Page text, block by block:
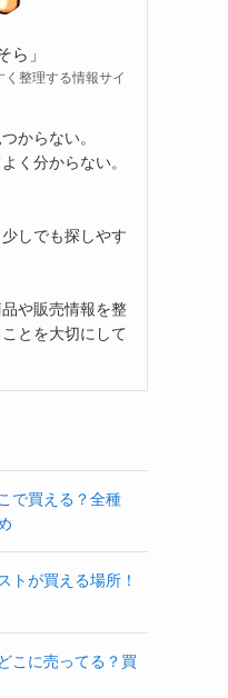
ら」
整理する情報サイ
からない。
く分からない。
しでも探しやす
や販売情報を整
とを大切にして
で買える？全種
トが買える場所！
こに売ってる？買